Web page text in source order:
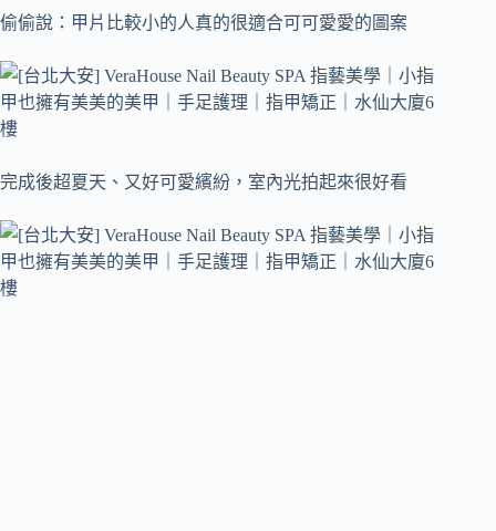
偷偷說：甲片比較小的人真的很適合可可愛愛的圖案
完成後超夏天、又好可愛繽紛，室內光拍起來很好看